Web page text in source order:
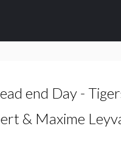
end Day -
& Maxime